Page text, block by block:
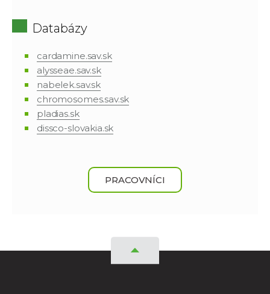
Databázy
cardamine.sav.sk
alysseae.sav.sk
nabelek.sav.sk
chromosomes.sav.sk
pladias.sk
dissco-slovakia.sk
PRACOVNÍCI